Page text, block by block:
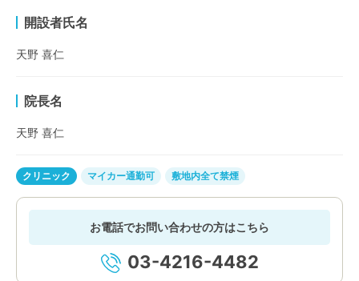
開設者氏名
天野 喜仁
院長名
天野 喜仁
クリニック マイカー通勤可 敷地内全て禁煙
お電話でお問い合わせの方はこちら
03-4216-4482